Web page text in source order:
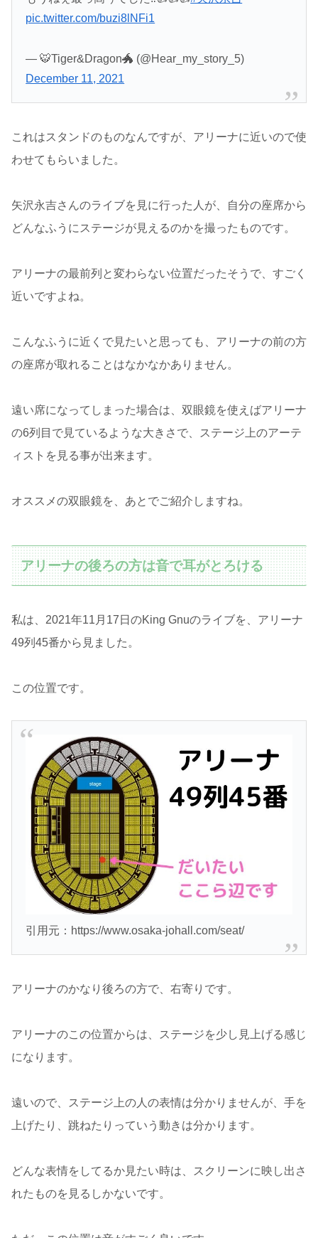
pic.twitter.com/buzi8lNFi1
— 🐯Tiger&Dragon🐲 (@Hear_my_story_5)
December 11, 2021
これはスタンドのものなんですが、アリーナに近いので使
わせてもらいました。
矢沢永吉さんのライブを見に行った人が、自分の座席から
どんなふうにステージが見えるのかを撮ったものです。
アリーナの最前列と変わらない位置だったそうで、すごく
近いですよね。
こんなふうに近くで見たいと思っても、アリーナの前の方
の座席が取れることはなかなかありません。
遠い席になってしまった場合は、双眼鏡を使えばアリーナ
の6列目で見ているような大きさで、ステージ上のアーテ
ィストを見る事が出来ます。
オススメの双眼鏡を、あとでご紹介しますね。
アリーナの後ろの方は音で耳がとろける
私は、2021年11月17日のKing Gnuのライブを、アリーナ
49列45番から見ました。
この位置です。
引用元：https://www.osaka-johall.com/seat/
アリーナのかなり後ろの方で、右寄りです。
アリーナのこの位置からは、ステージを少し見上げる感じ
になります。
遠いので、ステージ上の人の表情は分かりませんが、手を
上げたり、跳ねたりっていう動きは分かります。
どんな表情をしてるか見たい時は、スクリーンに映し出さ
れたものを見るしかないです。